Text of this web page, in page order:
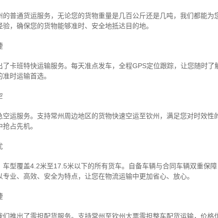
普通货运服务，无论您的货物重量是几百公斤还是几吨，我们都能为
，确保您的货物能够准时、安全地抵达目的地。
卡班特快运输服务。每天准点发车，全程GPS定位跟踪，让您随时
时运输首选。
运服务。支持常州周边地区的货物快速空运至钦州，满足您对时效性
占先机。
型覆盖4.2米至17.5米以下的所有货车。自备车辆与合同车辆双重保
业、高效、安全为特点，让您在物流运输中更加省心、放心。
推出了零担配货服务。支持常州至钦州大票零担整车配货运输，价格